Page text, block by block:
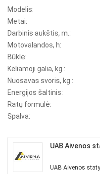
Modelis:
Metai:
Darbinis aukštis, m.:
Motovalandos, h:
Būklė:
Keliamoji galia, kg.:
Nuosavas svoris, kg :
Energijos šaltinis:
Ratų formulė:
Spalva:
UAB Aivenos
UAB Aivenos